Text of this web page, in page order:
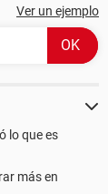
Ver un ejemplo
lo que es
más en